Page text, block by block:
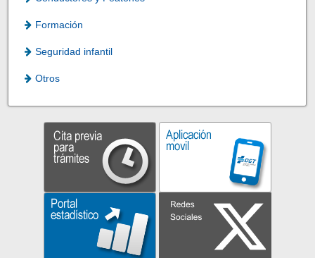
Formación
Seguridad infantil
Otros